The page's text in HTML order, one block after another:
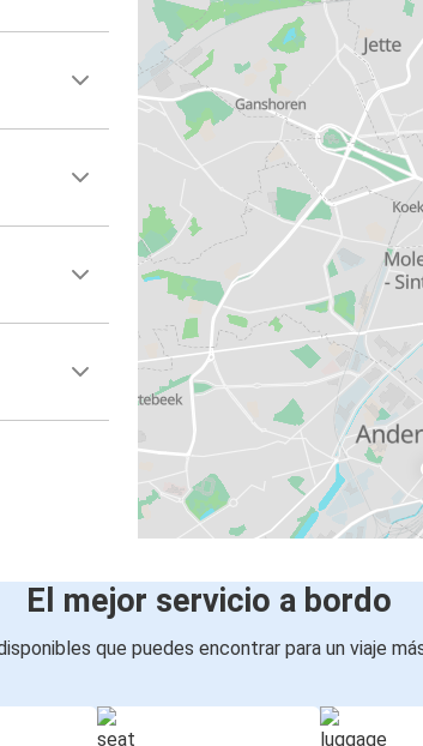
El mejor servicio a bordo
que puedes encontrar para un viaje